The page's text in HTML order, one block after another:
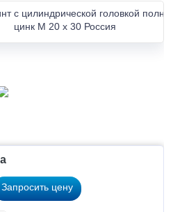
Запросить цену